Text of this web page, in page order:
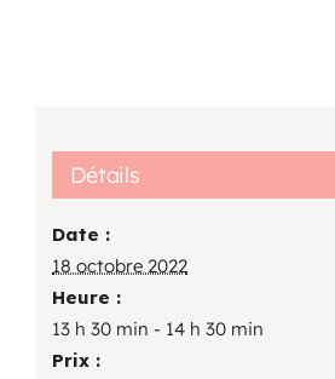
Détails
Date :
18 octobre 2022
Heure :
13 h 30 min - 14 h 30 min
Prix :